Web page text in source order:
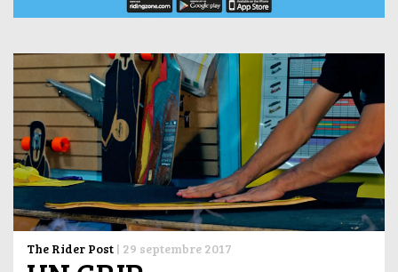
The Rider Post | 29 septembre 2017